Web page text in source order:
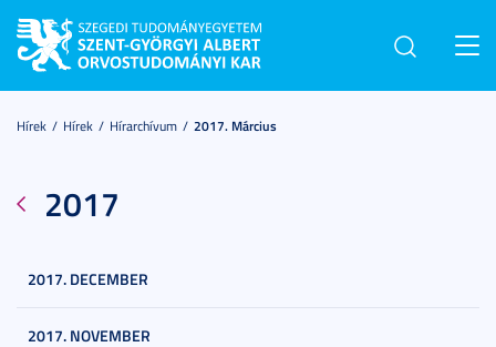
Hírek Hírek Hírarchívum 2017. Március
2017
2017. DECEMBER
2017. NOVEMBER